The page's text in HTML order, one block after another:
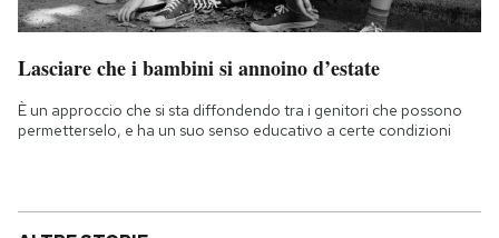
Lasciare che i bambini si annoino d’estate
È un approccio che si sta diffondendo tra i genitori che possono
permetterselo, e ha un suo senso educativo a certe condizioni